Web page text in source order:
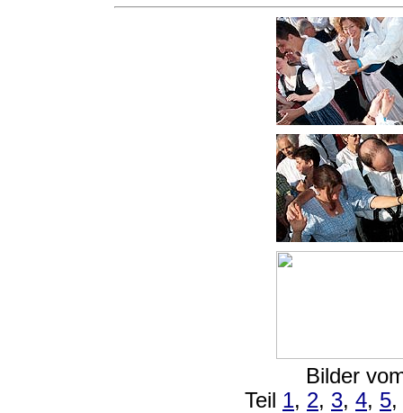
Bilder
Teil 1, 2, 3, 4, 5,